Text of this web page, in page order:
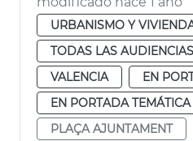
URBANISMO Y
TODAS LAS AUDIENCIAS
VALENCIA
EN
EN PORTADA TEMÁTICA
PLAÇA AJUNTAMENT